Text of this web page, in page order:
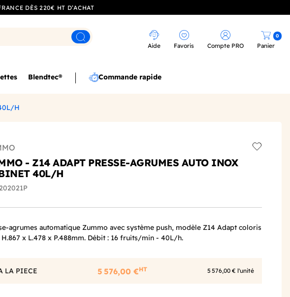
DÈS 220€ HT D’ACHAT
Rechercher
Aide Favoris Compte PRO Panier
0
Blendtec® Commande rapide
H
- Z14 ADAPT PRESSE-AGRUMES AUTO INOX
40L/H
agrumes automatique Zummo avec système push, modèle Z14 Adapt coloris
H.867 x L.478 x P.488mm. Débit : 16 fruits/min - 40L/h.
LA PIECE 5 576,00 €HT 5 576,00 € l'unité